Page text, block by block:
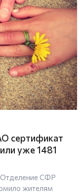
сертификат
уже 1481
Отделение СФР
жителям